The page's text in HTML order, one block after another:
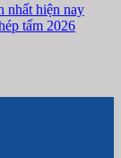
nhất hiện nay
tấm 2026